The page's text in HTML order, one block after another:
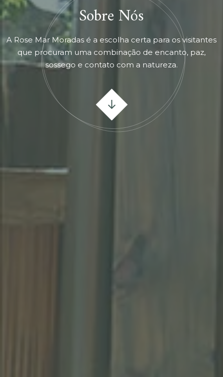
Sobre Nós
A Rose Mar Moradas é a escolha certa para os visitantes
que procuram uma combinação de encanto, paz,
sossego e contato com a natureza.